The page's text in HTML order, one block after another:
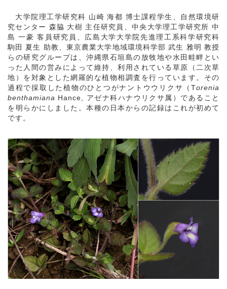
大学院理工学研究科 山崎 海都 博士課程学生、自然環境研
究センター 森脇 大樹 主任研究員、中央大学理工学研究所 中
島 一豪 客員研究員、広島大学大学院先進理工系科学研究科
駒田 夏生 助教、東京農業大学地域環境科学部 武生 雅明 教授
らの研究グループは、沖縄県石垣島の放牧地や水田畦畔とい
った人間の営みによって維持、利用されている草原（二次草
地）を対象とした網羅的な植物相調査を行っています。その
過程で採取した植物のひとつがナントウウリクサ（Torenia
benthamiana Hance, アゼナ科ハナウリクサ属）であること
を明らかにしました。本種の日本からの記録はこれが初めて
です。